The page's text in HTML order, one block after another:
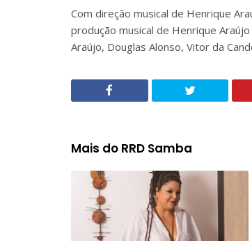
Com direção musical de Henrique
produção musical de Henrique
Araújo, Douglas Alonso, Vitor da
Mais do RRD Samba